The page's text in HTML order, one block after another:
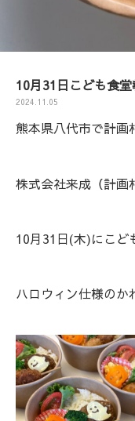
10月31日こども食
2024.11.05
熊本県八代市で計画
株式会社来成（計画
10月31日(木)にこど
ハロウィン仕様のか